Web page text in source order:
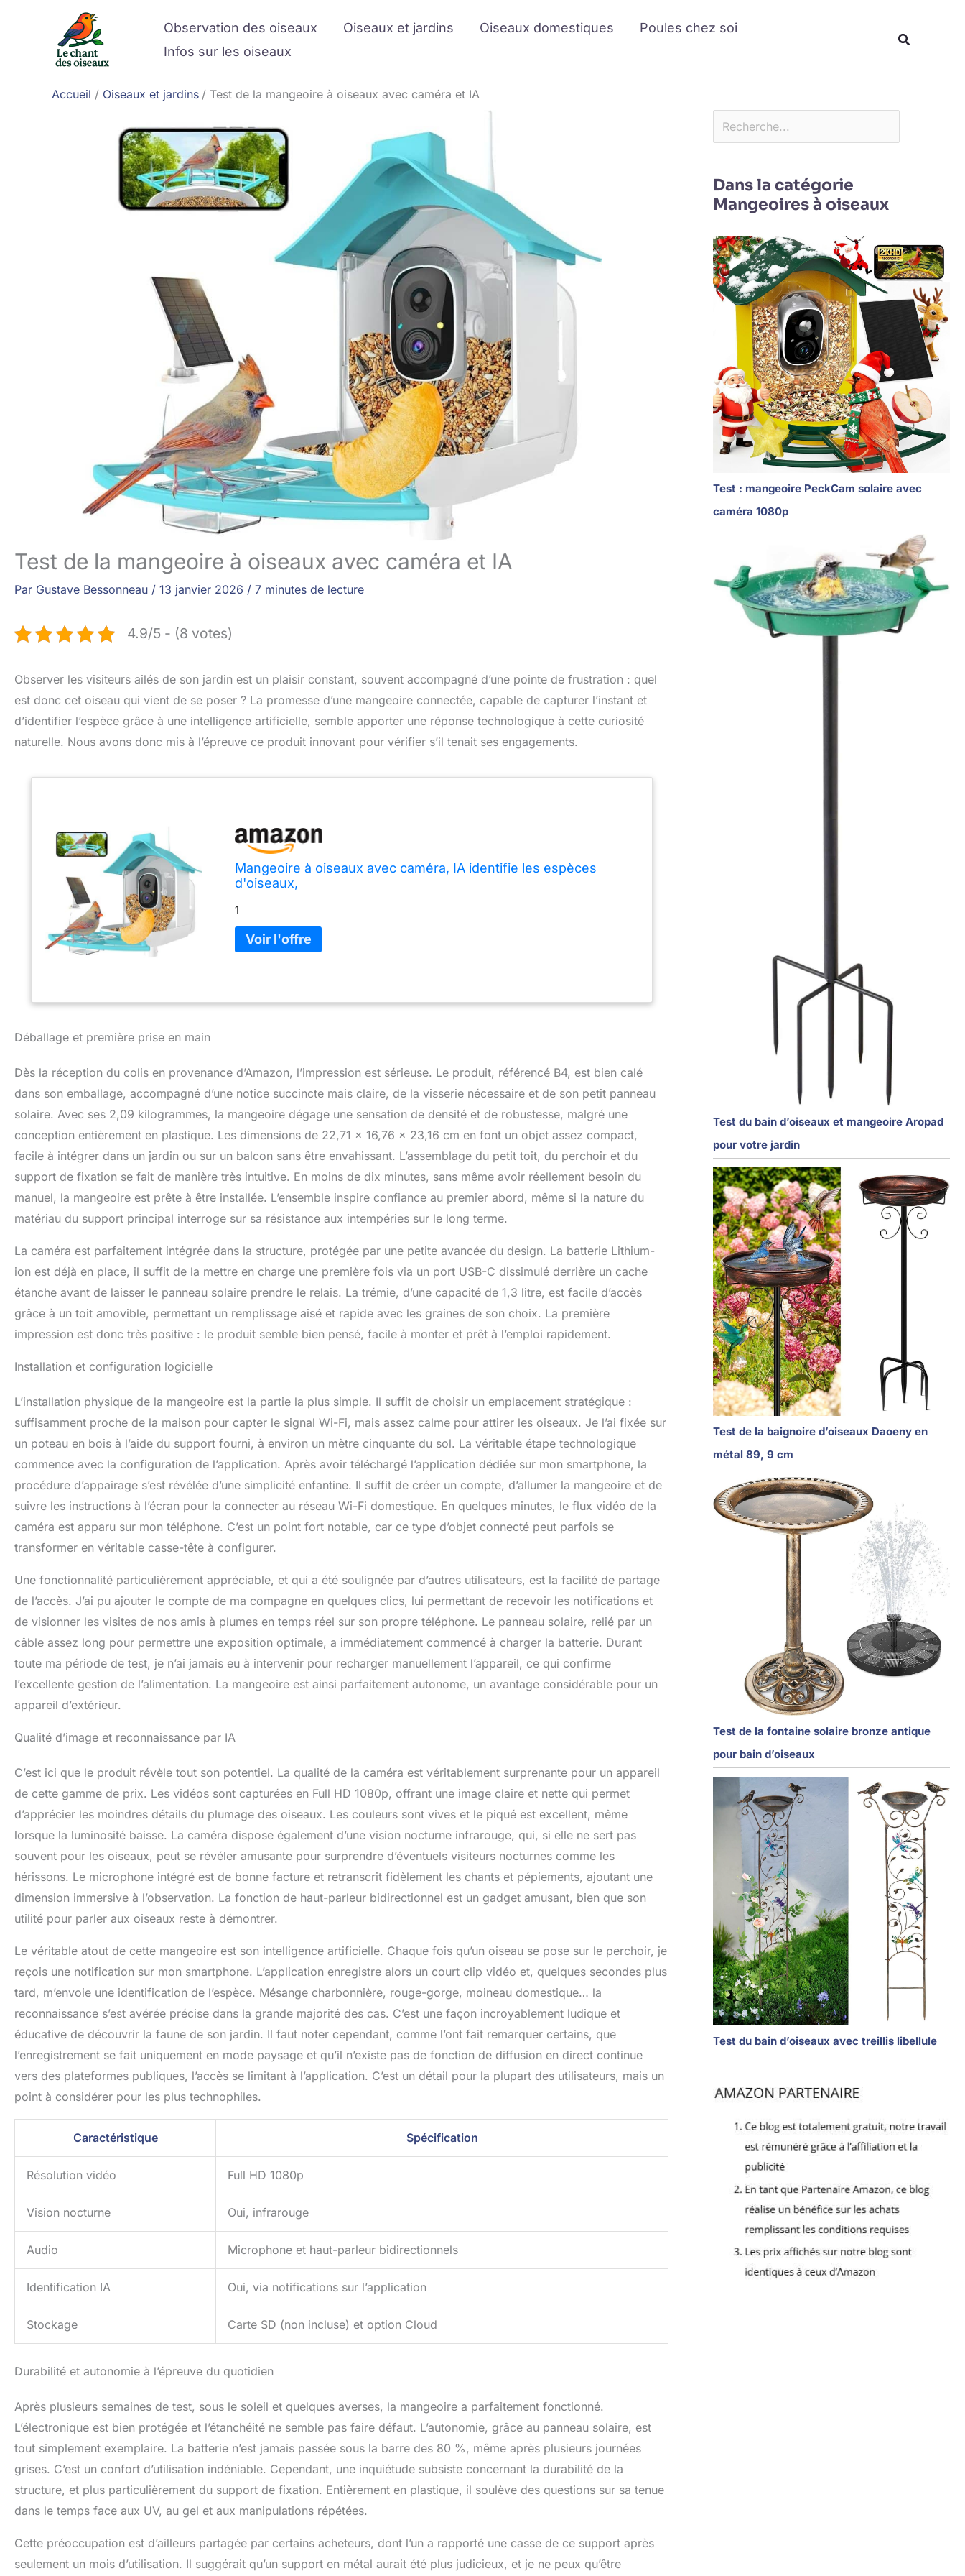
Observation des oiseaux Oiseaux et jardins Oiseaux domestiques
Poules chez soi
Infos sur les oiseaux
Accueil Oiseaux et jardins Test de la mangeoire à oiseaux avec caméra et IA
Test de la mangeoire à oiseaux avec caméra et IA
Par Gustave Bessonneau / 13 janvier 2026 / 7 minutes de lecture
4.9/5 - (8 votes)
Observer les visiteurs ailés de son jardin est un plaisir constant, souvent accompagné d’une pointe de frustration : quel
est donc cet oiseau qui vient de se poser ? La promesse d’une mangeoire connectée, capable de capturer l’instant et
d’identifier l’espèce grâce à une intelligence artificielle, semble apporter une réponse technologique à cette curiosité
naturelle. Nous avons donc mis à l’épreuve ce produit innovant pour vérifier s’il tenait ses engagements.
Mangeoire à oiseaux avec caméra, IA identifie les espèces
d'oiseaux,
1
Déballage et première prise en main
Dès la réception du colis en provenance d’Amazon, l’impression est sérieuse. Le produit, référencé B4, est bien calé
dans son emballage, accompagné d’une notice succincte mais claire, de la visserie nécessaire et de son petit panneau
solaire. Avec ses 2,09 kilogrammes, la mangeoire dégage une sensation de densité et de robustesse, malgré une
conception entièrement en plastique. Les dimensions de 22,71 x 16,76 x 23,16 cm en font un objet assez compact,
facile à intégrer dans un jardin ou sur un balcon sans être envahissant. L’assemblage du petit toit, du perchoir et du
support de fixation se fait de manière très intuitive. En moins de dix minutes, sans même avoir réellement besoin du
manuel, la mangeoire est prête à être installée. L’ensemble inspire confiance au premier abord, même si la nature du
matériau du support principal interroge sur sa résistance aux intempéries sur le long terme.
La caméra est parfaitement intégrée dans la structure, protégée par une petite avancée du design. La batterie Lithium-
ion est déjà en place, il suffit de la mettre en charge une première fois via un port USB-C dissimulé derrière un cache
étanche avant de laisser le panneau solaire prendre le relais. La trémie, d’une capacité de 1,3 litre, est facile d’accès
grâce à un toit amovible, permettant un remplissage aisé et rapide avec les graines de son choix. La première
impression est donc très positive : le produit semble bien pensé, facile à monter et prêt à l’emploi rapidement.
Installation et configuration logicielle
L’installation physique de la mangeoire est la partie la plus simple. Il suffit de choisir un emplacement stratégique :
suffisamment proche de la maison pour capter le signal Wi-Fi, mais assez calme pour attirer les oiseaux. Je l’ai fixée sur
un poteau en bois à l’aide du support fourni, à environ un mètre cinquante du sol. La véritable étape technologique
commence avec la configuration de l’application. Après avoir téléchargé l’application dédiée sur mon smartphone, la
procédure d’appairage s’est révélée d’une simplicité enfantine. Il suffit de créer un compte, d’allumer la mangeoire et de
suivre les instructions à l’écran pour la connecter au réseau Wi-Fi domestique. En quelques minutes, le flux vidéo de la
caméra est apparu sur mon téléphone. C’est un point fort notable, car ce type d’objet connecté peut parfois se
transformer en véritable casse-tête à configurer.
Une fonctionnalité particulièrement appréciable, et qui a été soulignée par d’autres utilisateurs, est la facilité de partage
de l’accès. J’ai pu ajouter le compte de ma compagne en quelques clics, lui permettant de recevoir les notifications et
de visionner les visites de nos amis à plumes en temps réel sur son propre téléphone. Le panneau solaire, relié par un
câble assez long pour permettre une exposition optimale, a immédiatement commencé à charger la batterie. Durant
toute ma période de test, je n’ai jamais eu à intervenir pour recharger manuellement l’appareil, ce qui confirme
l’excellente gestion de l’alimentation. La mangeoire est ainsi parfaitement autonome, un avantage considérable pour un
appareil d’extérieur.
Qualité d’image et reconnaissance par IA
C’est ici que le produit révèle tout son potentiel. La qualité de la caméra est véritablement surprenante pour un appareil
de cette gamme de prix. Les vidéos sont capturées en Full HD 1080p, offrant une image claire et nette qui permet
d’apprécier les moindres détails du plumage des oiseaux. Les couleurs sont vives et le piqué est excellent, même
lorsque la luminosité baisse. La caméra dispose également d’une vision nocturne infrarouge, qui, si elle ne sert pas
souvent pour les oiseaux, peut se révéler amusante pour surprendre d’éventuels visiteurs nocturnes comme les
hérissons. Le microphone intégré est de bonne facture et retranscrit fidèlement les chants et pépiements, ajoutant une
dimension immersive à l’observation. La fonction de haut-parleur bidirectionnel est un gadget amusant, bien que son
utilité pour parler aux oiseaux reste à démontrer.
Le véritable atout de cette mangeoire est son intelligence artificielle. Chaque fois qu’un oiseau se pose sur le perchoir, je
reçois une notification sur mon smartphone. L’application enregistre alors un court clip vidéo et, quelques secondes plus
tard, m’envoie une identification de l’espèce. Mésange charbonnière, rouge-gorge, moineau domestique… la
reconnaissance s’est avérée précise dans la grande majorité des cas. C’est une façon incroyablement ludique et
éducative de découvrir la faune de son jardin. Il faut noter cependant, comme l’ont fait remarquer certains, que
l’enregistrement se fait uniquement en mode paysage et qu’il n’existe pas de fonction de diffusion en direct continue
vers des plateformes publiques, l’accès se limitant à l’application. C’est un détail pour la plupart des utilisateurs, mais un
point à considérer pour les plus technophiles.
Caractéristique Spécification
Résolution vidéo Full HD 1080p
Vision nocturne Oui, infrarouge
Audio Microphone et haut-parleur bidirectionnels
Identification IA Oui, via notifications sur l’application
Stockage Carte SD (non incluse) et option Cloud
Durabilité et autonomie à l’épreuve du quotidien
Après plusieurs semaines de test, sous le soleil et quelques averses, la mangeoire a parfaitement fonctionné.
L’électronique est bien protégée et l’étanchéité ne semble pas faire défaut. L’autonomie, grâce au panneau solaire, est
tout simplement exemplaire. La batterie n’est jamais passée sous la barre des 80 %, même après plusieurs journées
grises. C’est un confort d’utilisation indéniable. Cependant, une inquiétude subsiste concernant la durabilité de la
structure, et plus particulièrement du support de fixation. Entièrement en plastique, il soulève des questions sur sa tenue
dans le temps face aux UV, au gel et aux manipulations répétées.
Cette préoccupation est d’ailleurs partagée par certains acheteurs, dont l’un a rapporté une casse de ce support après
seulement un mois d’utilisation. Il suggérait qu’un support en métal aurait été plus judicieux, et je ne peux qu’être
Dans la catégorie
Mangeoires à oiseaux
Test : mangeoire PeckCam solaire avec
caméra 1080p
Test du bain d’oiseaux et mangeoire Aropad
pour votre jardin
Test de la baignoire d’oiseaux Daoeny en
métal 89, 9 cm
Test de la fontaine solaire bronze antique
pour bain d’oiseaux
Test du bain d’oiseaux avec treillis libellule